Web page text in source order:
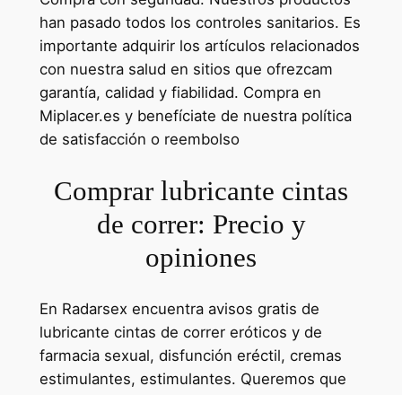
han pasado todos los controles sanitarios. Es
importante adquirir los artículos relacionados
con nuestra salud en sitios que ofrezcam
garantía, calidad y fiabilidad. Compra en
Miplacer.es y benefíciate de nuestra política
de satisfacción o reembolso
Comprar lubricante cintas
de correr: Precio y
opiniones
En Radarsex encuentra avisos gratis de
lubricante cintas de correr eróticos y de
farmacia sexual, disfunción eréctil, cremas
estimulantes, estimulantes. Queremos que